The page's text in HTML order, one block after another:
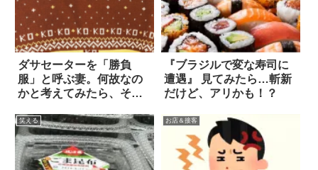
ダサセーターを「勝負
服」と呼ぶ妻。何故なの
かと考えてみたら、そう
『ブラジルで変な寿司に
遭遇』 見てみたら…斬新
だけど、アリかも！？
笑える お店＆接客